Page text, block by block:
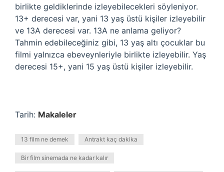
birlikte geldiklerinde izleyebilecekleri söyleniyor.
13+ derecesi var, yani 13 yaş üstü kişiler izleyebilir
ve 13A derecesi var. 13A ne anlama geliyor?
Tahmin edebileceğiniz gibi, 13 yaş altı çocuklar bu
filmi yalnızca ebeveynleriyle birlikte izleyebilir. Yaş
derecesi 15+, yani 15 yaş üstü kişiler izleyebilir.
Tarih: Makaleler
13 film ne demek Antrakt kaç dakika
Bir film sinemada ne kadar kalır